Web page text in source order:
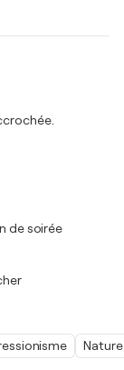
de soirée
Nature